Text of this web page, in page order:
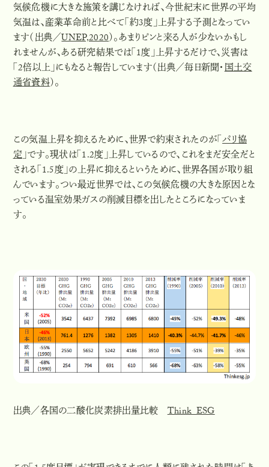
気候危機に大きな施策を講じなければ、今世紀末に世界の平均
気温は、産業革命前と比べて「約3度」上昇する予測となってい
ます（出典／UNEP,2020）。あまりピンと来る人が少ないかもし
れませんが、ある研究結果では「1度」上昇するだけで、災害は
「2倍以上」にもなると報告しています（出典／毎日新聞・国土交
通省資料）。
この気温上昇を抑えるために、世界で約束されたのが「パリ協
定」です。現状は「1.2度」上昇しているので、これをまだ安全だと
される「1.5度」の上昇に抑えるというために、世界各国が取り組
んでいます。つい最近世界では、この気候危機の大きな原因とな
っている温室効果ガスの削減目標を出したところになっていま
す。
出典／各国の二酸化炭素排出量比較Think ESG